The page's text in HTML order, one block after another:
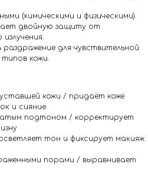
(химическими и физическими)
двойную защиту от
для чувствительной
кожи.
кожи / придаёт коже
и сияние
подтоном / корректирует
тон и фиксирует макияж
порами / выравнивает